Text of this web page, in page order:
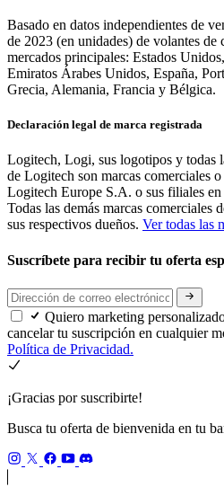
Basado en datos independientes de
de 2023 (en unidades) de volantes de
mercados principales: Estados
Emiratos Árabes Unidos, España,
Grecia, Alemania, Francia y Bélgica.
Declaración legal de marca registrada
Logitech, Logi, sus logotipos y todas
de Logitech son marcas comerciales
Logitech Europe S.A. o sus filiales
Todas las demás marcas comerciales
sus respectivos dueños. Ver todas las
Suscríbete para recibir tu oferta
Quiero marketing
cancelar tu suscripción en cualquier
Política de Privacidad.
¡Gracias por suscribirte!
Busca tu oferta de bienvenida en tu